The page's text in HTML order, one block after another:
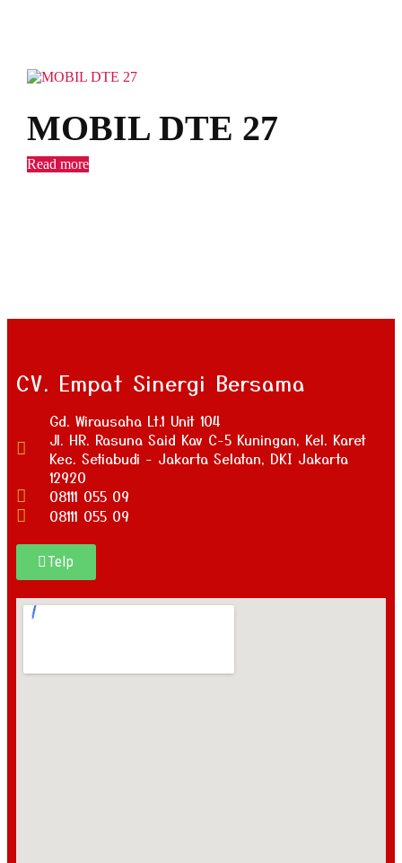
MOBIL DTE 27
Read more
CV. Empat Sinergi Bersama
Gd. Wirausaha Lt.1 Unit 104
Jl. HR. Rasuna Said Kav C-5 Kuningan, Kel. Karet
Kec. Setiabudi - Jakarta Selatan, DKI Jakarta
12920
08111 055 09
08111 055 09
Telp